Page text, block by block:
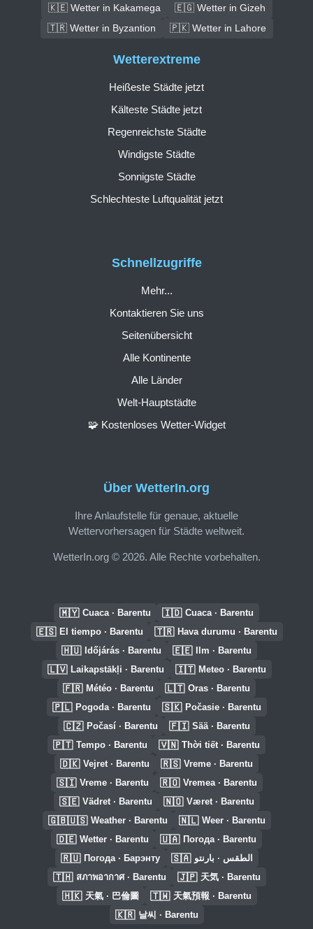
🇰🇪 Wetter in Kakamega
🇪🇬 Wetter in Gizeh
🇹🇷 Wetter in Byzantion
🇵🇰 Wetter in Lahore
Über WetterIn.org
Ihre Anlaufstelle für genaue, aktuelle
Wettervorhersagen für Städte weltweit.
WetterIn.org © 2026. Alle Rechte vorbehalten.
Schnellzugriffe
Mehr...
Kontaktieren Sie uns
Seitenübersicht
Alle Kontinente
Alle Länder
Welt-Hauptstädte
🧩 Kostenloses Wetter-Widget
Wetterextreme
Heißeste Städte jetzt
Kälteste Städte jetzt
Regenreichste Städte
Windigste Städte
Sonnigste Städte
Schlechteste Luftqualität jetzt
🇲🇾 Cuaca · Barentu 🇮🇩 Cuaca · Barentu
🇪🇸 El tiempo · Barentu 🇹🇷 Hava durumu · Barentu
🇭🇺 Időjárás · Barentu 🇪🇪 Ilm · Barentu
🇱🇻 Laikapstākļi · Barentu 🇮🇹 Meteo · Barentu
🇫🇷 Météo · Barentu 🇱🇹 Oras · Barentu
🇵🇱 Pogoda · Barentu 🇸🇰 Počasie · Barentu
🇨🇿 Počasí · Barentu 🇫🇮 Sää · Barentu
🇵🇹 Tempo · Barentu 🇻🇳 Thời tiết · Barentu
🇩🇰 Vejret · Barentu 🇷🇸 Vreme · Barentu
🇸🇮 Vreme · Barentu 🇷🇴 Vremea · Barentu
🇸🇪 Vädret · Barentu 🇳🇴 Været · Barentu
🇬🇧🇺🇸 Weather · Barentu 🇳🇱 Weer · Barentu
🇩🇪 Wetter · Barentu 🇺🇦 Погода · Barentu
🇷🇺 Погода · Барэнту 🇸🇦 الطقس · بارنتو
🇹🇭 สภาพอากาศ · Barentu 🇯🇵 天気 · Barentu
🇭🇰 天氣 · 巴倫圖 🇹🇼 天氣預報 · Barentu
🇰🇷 날씨 · Barentu